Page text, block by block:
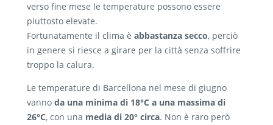
verso fine mese le temperature possono essere
piuttosto elevate.
Fortunatamente il clima è abbastanza secco, perciò
in genere si riesce a girare per la città senza soffrire
troppo la calura.
Le temperature di Barcellona nel mese di giugno
vanno da una minima di 18°C a una massima di
26°C, con una media di 20° circa. Non è raro però